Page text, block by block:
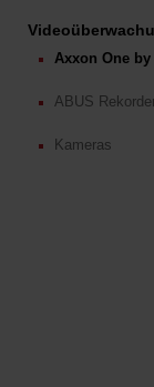
Axxon One
ABUS
Kameras